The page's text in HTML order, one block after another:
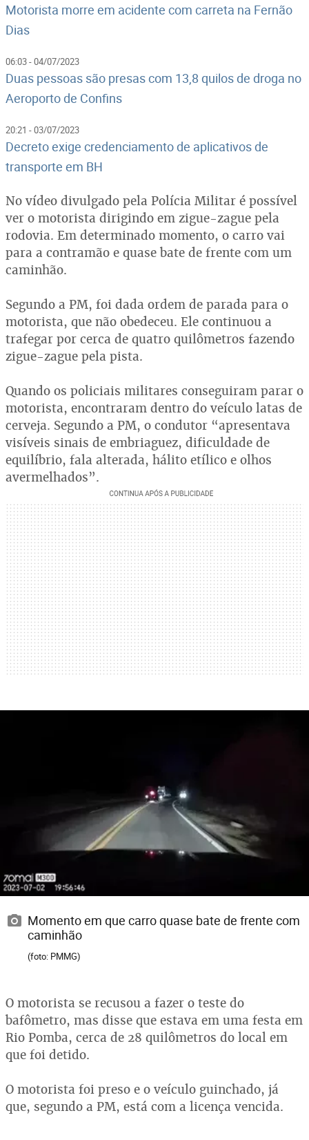
Motorista morre em acidente com carreta na Fernão
Dias
06:03 - 04/07/2023
Duas pessoas são presas com 13,8 quilos de droga no
Aeroporto de Confins
20:21 - 03/07/2023
Decreto exige credenciamento de aplicativos de
transporte em BH
No vídeo divulgado pela Polícia Militar é possível
ver o motorista dirigindo em zigue-zague pela
rodovia. Em determinado momento, o carro vai
para a contramão e quase bate de frente com um
caminhão.
Segundo a PM, foi dada ordem de parada para o
motorista, que não obedeceu. Ele continuou a
trafegar por cerca de quatro quilômetros fazendo
zigue-zague pela pista.
Quando os policiais militares conseguiram parar o
motorista, encontraram dentro do veículo latas de
cerveja. Segundo a PM, o condutor “apresentava
visíveis sinais de embriaguez, dificuldade de
equilíbrio, fala alterada, hálito etílico e olhos
avermelhados”.
Momento em que carro quase bate de frente com
caminhão
(foto: PMMG)
O motorista se recusou a fazer o teste do
bafômetro, mas disse que estava em uma festa em
Rio Pomba, cerca de 28 quilômetros do local em
que foi detido.
O motorista foi preso e o veículo guinchado, já
que, segundo a PM, está com a licença vencida.